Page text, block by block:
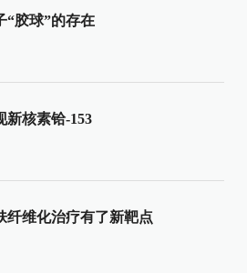
“胶球”的存在
新核素铪-153
纤维化治疗有了新靶点